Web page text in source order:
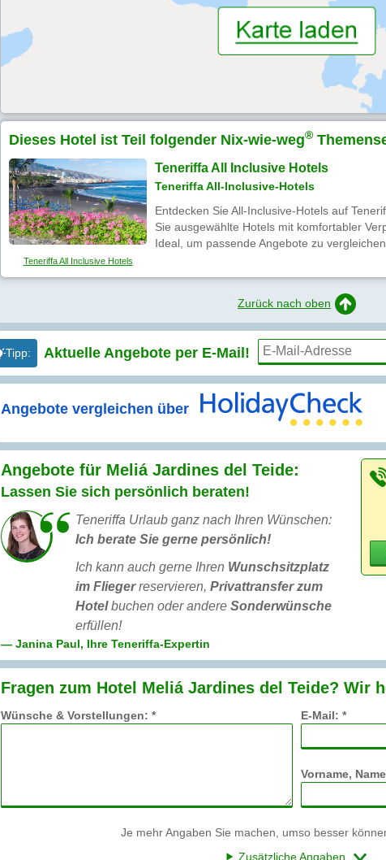
Dieses Hotel ist Teil folgender Nix-wie-weg®
Teneriffa All Inclusive Hotels
Teneriffa All Inclusive Hotels
Teneriffa All-Inclusive-Hotels
Entdecken Sie All-Inclusive-Hotels auf
Sie ausgewählte Hotels mit komfortabler
Ideal, um passende Angebote zu vergleichen.
Zurück nach oben
Tipp: Aktuelle Angebote per E-Mail!
Angebote vergleichen über
Angebote für Meliá Jardines del Teide:
Lassen Sie sich persönlich beraten!
Teneriffa Urlaub ganz nach Ihren Wünschen:
Ich berate Sie gerne persönlich!
Ich kann auch gerne Ihren Wunschsitzplatz
im Fliegerreservieren, Privattransfer zum
Hotelbuchen oder andere Sonderwünsche
erfüllen!
— Janina Paul, Ihre Teneriffa-Expertin
Fragen zum Hotel Meliá Jardines del Teide? Wir
Wünsche & Vorstellungen: * E-Mail: *
Vorname,
Je mehr Angaben Sie machen, umso besser
Zusätzliche Angaben